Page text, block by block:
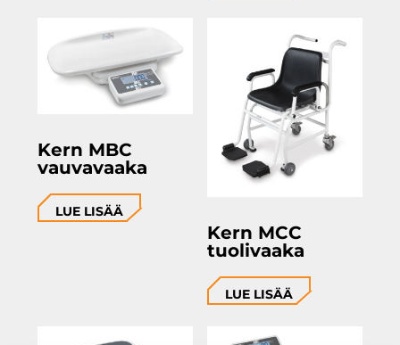
Kern MBC
vauvavaaka
LUE LISÄÄ
Kern MCC
tuolivaaka
LUE LISÄÄ